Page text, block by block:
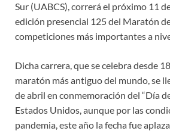
Sur (UABCS), correrá el próximo 11
edición presencial 125 del Maratón
competiciones más importantes a
Dicha carrera, que se celebra desde
maratón más antiguo del mundo, se
de abril en conmemoración del “Día
Estados Unidos, aunque por las
pandemia, este año la fecha fue